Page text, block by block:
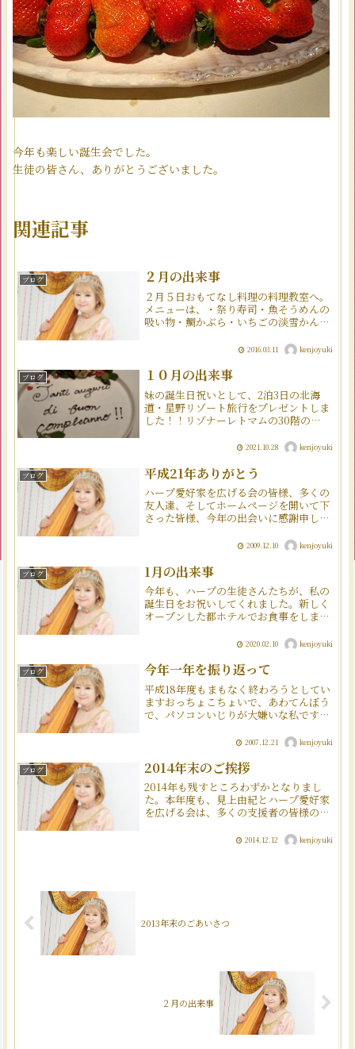
今年も楽しい誕生会でした。
生徒の皆さん、ありがとうございました。
関連記事
ブログ ２月の出来事
２月５日おもてなし料理の料理教室へ。
メニューは、・祭り寿司・魚そうめんの
吸い物・鯛かぶら・いちごの淡雪かん
なんとかうまくいきました！音楽も料理
も復習が大切ですね山崎勝幸先生を自宅
にお招きしての料理教室。...
2016.03.11 kenjoyuki
ブログ １０月の出来事
妹の誕生日祝いとして、2泊3日の北海
道・星野リゾート旅行をプレゼントしま
した！！リゾナーレトマムの30階の
フルコースでお祝いしました。大自然の
こちらの３１階に宿泊...
2021.10.28 kenjoyuki
ブログ 平成21年ありがとう
ハープ愛好家を広げる会の皆様、多くの
友人達、そしてホームページを開いて下
さった皆様、今年の出会いに感謝申し上
集大成として、平成22年10月16日(土)１
ニーホールにて ...
2009.12.10 kenjoyuki
ブログ 1月の出来事
今年も、ハープの生徒さんたちが、私の
誕生日をお祝いしてくれました。新しく
オープンした都ホテルでお食事をしまし
みなさんからプレゼントにいただいた
Diorの化粧品。よく見るとDiorのDが音
符なんですよ！面白...
2020.02.10 kenjoyuki
ブログ 今年一年を振り返って
平成18年度もまもなく終わろうとしてい
ますおっちょこちょいで、あわてんぼう
で、パソコンいじりが大嫌いな私です
ケーションズの松尾さんのおかげで何と
かホームページを頑張っています。私の
今年一年間は少し元気の...
2007.12.21 kenjoyuki
ブログ 2014年末のご挨拶
2014年も残すところわずかとなりまし
た。本年度も、見上由紀とハープ愛好家
を広げる会は、多くの支援者の皆様の応
び集いの会の開催を行う事が出来まし
2014.12.12 kenjoyuki
2013年末のごあいさつ
２月の出来事